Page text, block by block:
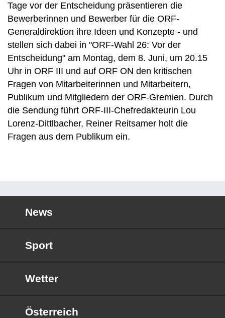
Tage vor der Entscheidung präsentieren die
Bewerberinnen und Bewerber für die ORF-
Generaldirektion ihre Ideen und Konzepte - und
stellen sich dabei in "ORF-Wahl 26: Vor der
Entscheidung" am Montag, dem 8. Juni, um 20.15
Uhr in ORF III und auf ORF ON den kritischen
Fragen von Mitarbeiterinnen und Mitarbeitern,
Publikum und Mitgliedern der ORF-Gremien. Durch
die Sendung führt ORF-III-Chefredakteurin Lou
Lorenz-Dittlbacher, Reiner Reitsamer holt die
Fragen aus dem Publikum ein.
News
Sport
Wetter
Österreich